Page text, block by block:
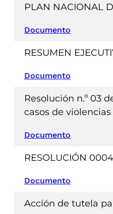
PLAN NACIONAL
Documento
RESUMEN
Documento
Resolución n.º 03
casos de
Documento
RESOLUCIÓN
Documento
Acción de tutela